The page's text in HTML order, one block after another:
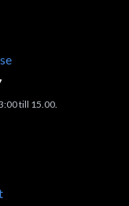
till 15.00.